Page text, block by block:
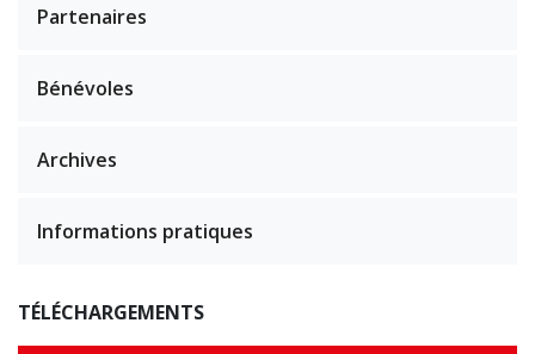
Partenaires
Bénévoles
Archives
Informations pratiques
TÉLÉCHARGEMENTS